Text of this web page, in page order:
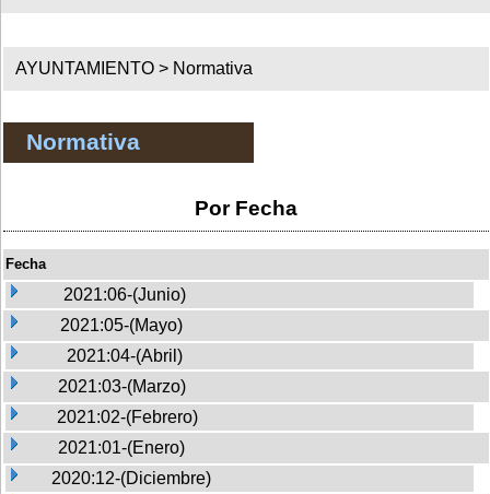
AYUNTAMIENTO > Normativa
Normativa
Por Fecha
Fecha
2021:06-(Junio)
2021:05-(Mayo)
2021:04-(Abril)
2021:03-(Marzo)
2021:02-(Febrero)
2021:01-(Enero)
2020:12-(Diciembre)